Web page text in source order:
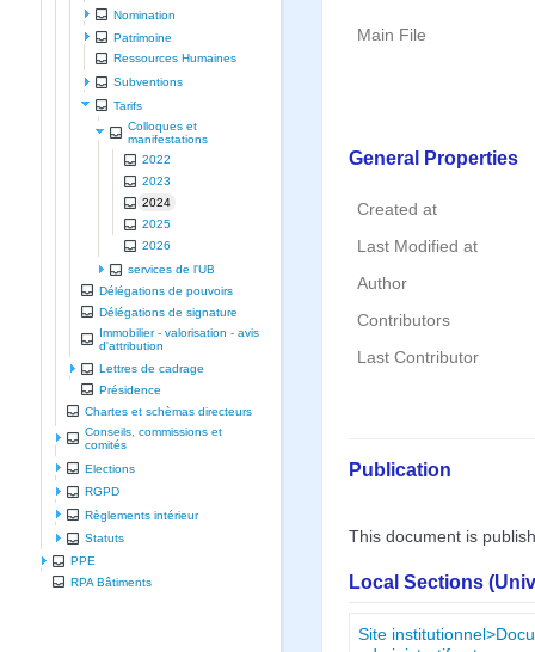
Nomination
Patrimoine
Ressources Humaines
Subventions
Tarifs
Colloques et
manifestations
2022
2023
2024
2025
2026
services de l'UB
Délégations de pouvoirs
Délégations de signature
Immobilier - valorisation - avis
d'attribution
Lettres de cadrage
Présidence
Chartes et schèmas directeurs
Conseils, commissions et
comités
Elections
RGPD
Règlements intérieur
Statuts
PPE
RPA Bâtiments
Main File
General Properties
Created at
Last Modified at
Author
Contributors
Last Contributor
Publication
This document is
Local Sections
Site